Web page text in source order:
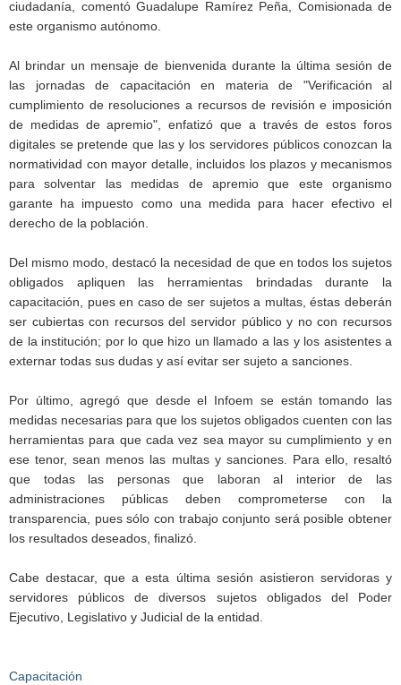
ciudadanía, comentó Guadalupe Ramírez Peña, Comisionada de
este organismo autónomo.
Al brindar un mensaje de bienvenida durante la última sesión de
las jornadas de capacitación en materia de "Verificación al
cumplimiento de resoluciones a recursos de revisión e imposición
de medidas de apremio", enfatizó que a través de estos foros
digitales se pretende que las y los servidores públicos conozcan la
normatividad con mayor detalle, incluidos los plazos y mecanismos
para solventar las medidas de apremio que este organismo
garante ha impuesto como una medida para hacer efectivo el
derecho de la población.
Del mismo modo, destacó la necesidad de que en todos los sujetos
obligados apliquen las herramientas brindadas durante la
capacitación, pues en caso de ser sujetos a multas, éstas deberán
ser cubiertas con recursos del servidor público y no con recursos
de la institución; por lo que hizo un llamado a las y los asistentes a
externar todas sus dudas y así evitar ser sujeto a sanciones.
Por último, agregó que desde el Infoem se están tomando las
medidas necesarias para que los sujetos obligados cuenten con las
herramientas para que cada vez sea mayor su cumplimiento y en
ese tenor, sean menos las multas y sanciones. Para ello, resaltó
que todas las personas que laboran al interior de las
administraciones públicas deben comprometerse con la
transparencia, pues sólo con trabajo conjunto será posible obtener
los resultados deseados, finalizó.
Cabe destacar, que a esta última sesión asistieron servidoras y
servidores públicos de diversos sujetos obligados del Poder
Ejecutivo, Legislativo y Judicial de la entidad.
Capacitación